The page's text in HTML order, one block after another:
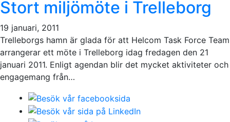
Stort miljömöte i Trelleborg
19 januari, 2011
Trelleborgs hamn är glada för att Helcom Task Force Team
arrangerar ett möte i Trelleborg idag fredagen den 21
januari 2011. Enligt agendan blir det mycket aktiviteter och
engagemang från…